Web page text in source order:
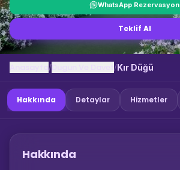
WhatsApp Rezervasyon
Teklif Al
/ /Kır Düğü
Hakkında Detaylar Hizmetler
Hakkında